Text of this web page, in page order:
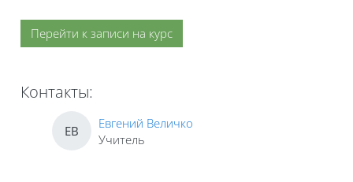
Перейти к записи на курс
Контакты:
ЕВ
Евгений Величко
Учитель